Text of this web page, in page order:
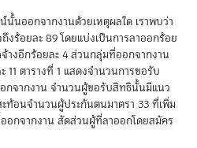
นออกจากงานด้วยเหตุผลใด เราพบว่า
งร้อยละ 89 โดยแบ่งเป็นการลาออกร้อย
างอีกร้อยละ 4 ส่วนกลุ่มที่ออกจากงาน
11 ตารางที่ 1 แสดงจำนวนการขอรับ
กจากงาน จำนวนผู้ขอรับสิทธินั้นมีแนว
ท้อนจำนวนผู้ประกันตนมาตรา 33 ที่เพิ่ม
กจากงาน สัดส่วนผู้ที่ลาออกโดยสมัคร